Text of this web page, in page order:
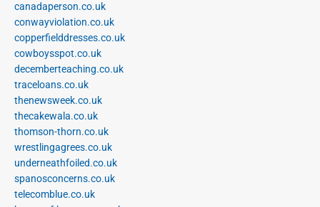
canadaperson.co.uk
conwayviolation.co.uk
copperfielddresses.co.uk
cowboysspot.co.uk
decemberteaching.co.uk
traceloans.co.uk
thenewsweek.co.uk
thecakewala.co.uk
thomson-thorn.co.uk
wrestlingagrees.co.uk
underneathfoiled.co.uk
spanosconcerns.co.uk
telecomblue.co.uk